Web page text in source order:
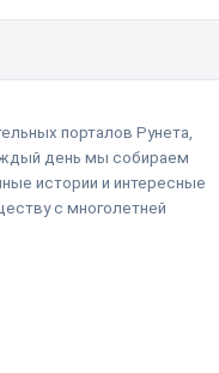
порталов Рунета,
день мы собираем
истории и интересные
с многолетней